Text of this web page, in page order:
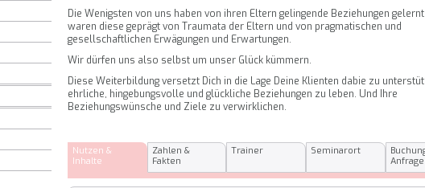
Die Wenigsten von uns haben von ihren Eltern gelingende Beziehungen
waren diese geprägt von Traumata der Eltern und von pragmatischen und
gesellschaftlichen Erwägungen und Erwartungen.
Wir dürfen uns also selbst um unser Glück kümmern.
Diese Weiterbildung versetzt Dich in die Lage Deine Klienten dabie zu
ehrliche, hingebungsvolle und glückliche Beziehungen zu leben. Und Ihre
Beziehungswünsche und Ziele zu verwirklichen.
Nutzen &
Inhalte
Zahlen &
Fakten
Trainer Seminarort
Anfrage